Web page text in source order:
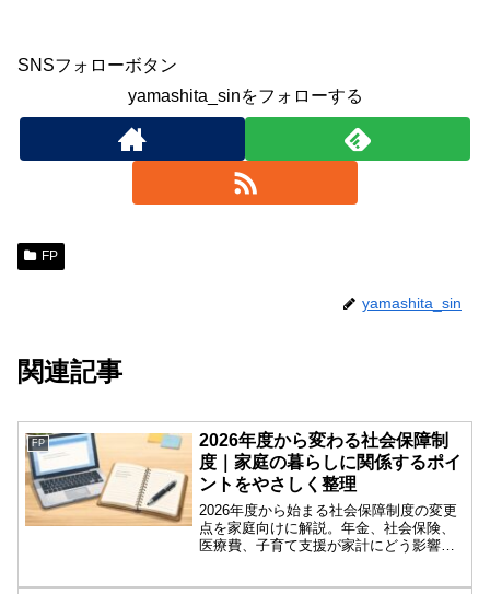
SNSフォローボタン
yamashita_sinをフォローする
FP
yamashita_sin
関連記事
FP
2026年度から変わる社会保障制
度｜家庭の暮らしに関係するポイ
ントをやさしく整理
2026年度から始まる社会保障制度の変更
点を家庭向けに解説。年金、社会保険、
医療費、子育て支援が家計にどう影響す